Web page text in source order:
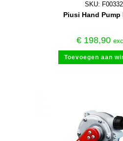
SKU:
Piusi Hand Pump
€ 198,90
Toevoegen aan